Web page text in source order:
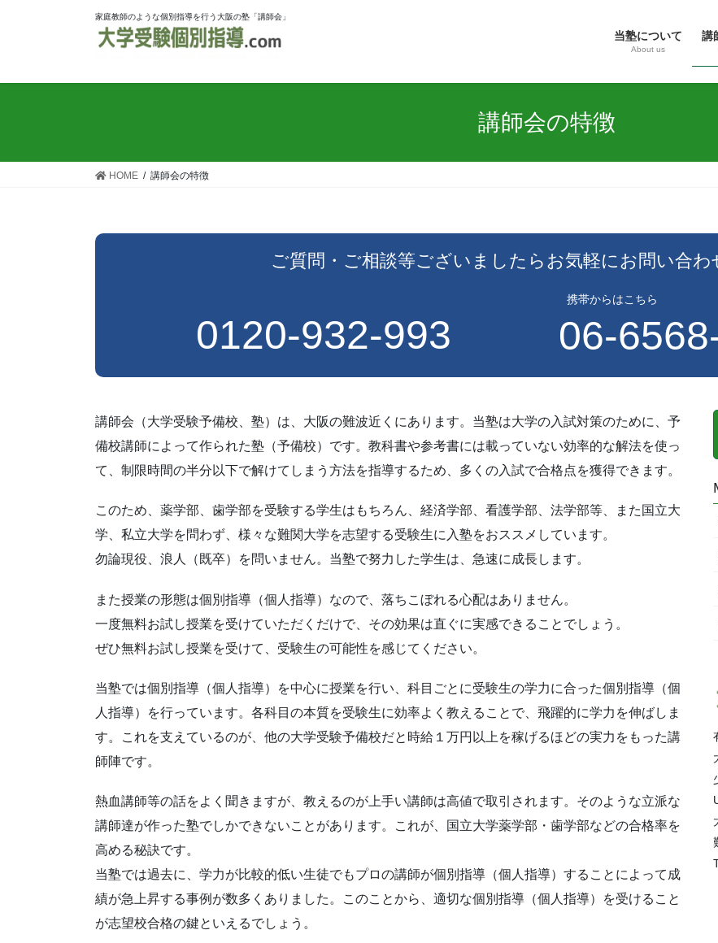
家庭教師のような個別指導を行う大阪の塾「講師会」
当塾について
About us
講
講師会の特徴
HOME 講師会の特徴
ご質問・ご相談等ございましたらお気軽にお問い合わ
0120-932-993
携帯からはこちら
06-
講師会（大学受験予備校、塾）は、大阪の難波近くにあります。当塾は大学の入試対策のために、予
備校講師によって作られた塾（予備校）です。教科書や参考書には載っていない効率的な解法を使っ
て、制限時間の半分以下で解けてしまう方法を指導するため、多くの入試で合格点を獲得できます。
このため、薬学部、歯学部を受験する学生はもちろん、経済学部、看護学部、法学部等、また国立大
学、私立大学を問わず、様々な難関大学を志望する受験生に入塾をおススメしています。
勿論現役、浪人（既卒）を問いません。当塾で努力した学生は、急速に成長します。
また授業の形態は個別指導（個人指導）なので、落ちこぼれる心配はありません。
一度無料お試し授業を受けていただくだけで、その効果は直ぐに実感できることでしょう。
ぜひ無料お試し授業を受けて、受験生の可能性を感じてください。
当塾では個別指導（個人指導）を中心に授業を行い、科目ごとに受験生の学力に合った個別指導（個
人指導）を行っています。各科目の本質を受験生に効率よく教えることで、飛躍的に学力を伸ばしま
す。これを支えているのが、他の大学受験予備校だと時給１万円以上を稼げるほどの実力をもった講
師陣です。
熱血講師等の話をよく聞きますが、教えるのが上手い講師は高値で取引されます。そのような立派な
講師達が作った塾でしかできないことがあります。これが、国立大学薬学部・歯学部などの合格率を
高める秘訣です。
当塾では過去に、学力が比較的低い生徒でもプロの講師が個別指導（個人指導）することによって成
績が急上昇する事例が数多くありました。このことから、適切な個別指導（個人指導）を受けること
が志望校合格の鍵といえるでしょう。